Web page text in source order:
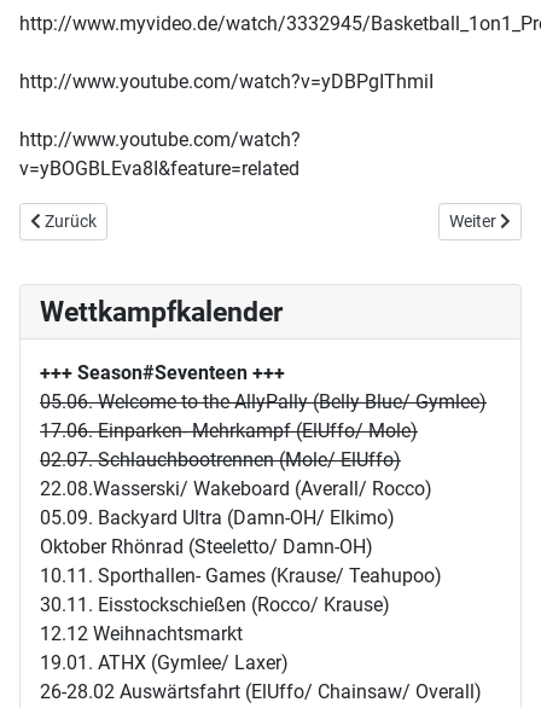
http://www.myvideo.de/watch/3332945/
http://www.youtube.com/watch?v=yDBPgIThmiI
http://www.youtube.com/watch?
v=yBOGBLEva8I&feature=related
Vorheriger Beitrag: 04/10 Brennball
Zurück Nächster
Weiter
Wettkampfkalender
+++ Season#Seventeen +++
05.06. Welcome to the AllyPally (Belly Blue/ Gymlee)
17.06. Einparken- Mehrkampf (ElUffo/ Mole)
02.07. Schlauchbootrennen (Mole/ ElUffo)
22.08.Wasserski/ Wakeboard (Averall/ Rocco)
05.09. Backyard Ultra (Damn-OH/ Elkimo)
Oktober Rhönrad (Steeletto/ Damn-OH)
10.11. Sporthallen- Games (Krause/ Teahupoo)
30.11. Eisstockschießen (Rocco/ Krause)
12.12 Weihnachtsmarkt
19.01. ATHX (Gymlee/ Laxer)
26-28.02 Auswärtsfahrt (ElUffo/ Chainsaw/ Overall)